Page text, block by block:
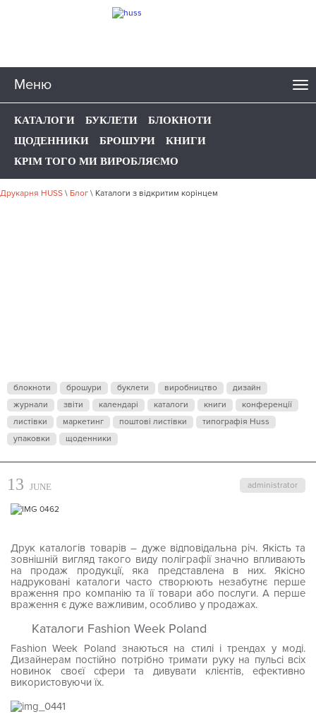
Меню
КАТАЛОГИ БУКЛЕТИ
БЛОКНОТИ
ЩОДЕННИКИ
БРОШУРИ
КНИГИ
КРІМ ТОГО МИ ВИРОБЛЯЄМО
Друкарня HUSS \ Блог \ Каталоги з відкритим корінцем
блокноти брошури буклети виробництво
дизайн
журнали
звіти календарі каталоги книги
конференції
листівки
маркетинг поштові листівки
типографія Huss
упаковки
щоденники
administrator
13 JUNE
Друк каталогів товарів – дуже відповідальна річ. Якість та
зовнішній вигляд такого виду поліграфії значно впливають
на продаж продукції, яка представлена в них. Якісно
надруковані каталоги часто створюють незабутнє перше
враження про компанію та її товари або послуги. А перше
враження є дуже важливим, особливо у продажах.
Каталоги Fashion Week Poland
Fashion Week Poland знаються на стилі і трендах у моді.
Дизайнерам постійно потрібно тримати руку на пульсі всіх
новинок своєї сфери та дивувати клієнтів, ефективно
використовуючи їх.